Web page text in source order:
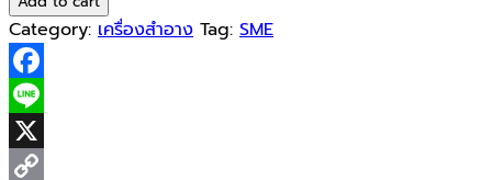
Extra
Sensitive
serum
cleanser
100ml
quantity
Category: เครื่องสำอาง Tag: SME
Facebook
Line
X